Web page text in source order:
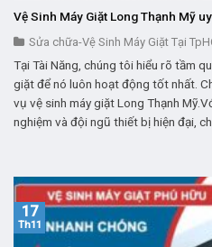
Vệ Sinh Máy Giặt Long Thạnh Mỹ
Sửa chữa-Vệ Sinh Máy Giặt Tại
Tại Tài Năng, chúng tôi hiểu rõ tầm
giặt để nó luôn hoạt động tốt nhất.
vụ vệ sinh máy giặt Long Thạnh
nghiệm và đội ngũ thiết bị hiện đại,
17
Th11